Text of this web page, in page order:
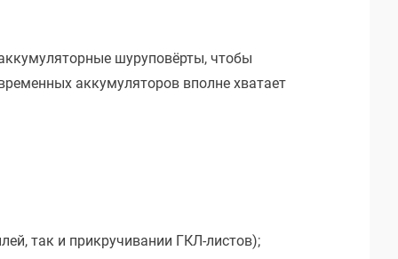
шуруповёрты, чтобы
аккумуляторов вполне хватает
так и прикручивании ГКЛ-листов);